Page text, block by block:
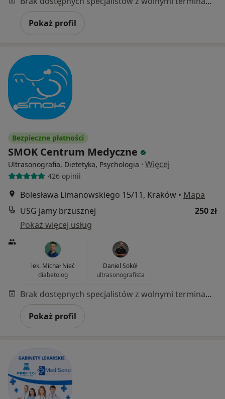
Pokaż profil
Bezpieczne płatności
SMOK Centrum Medyczne
Ultrasonografia, Dietetyka, Psychologia · Więcej
426 opinii
Bolesława Limanowskiego 15/11, Kraków • Mapa
USG jamy brzusznej
250 zł
Pokaż więcej usług
lek. Michał Nieć
diabetolog
Daniel Sokół
ultrasonografista
Brak dostępnych specjalistów z wolnymi terminami w tym centrum medycznym.
Pokaż profil